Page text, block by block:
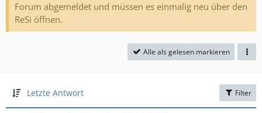
Forum abgemeldet und müssen es einmalig neu über den
ReSi öffnen.
Alle als gelesen markieren
Letzte Antwort Filter